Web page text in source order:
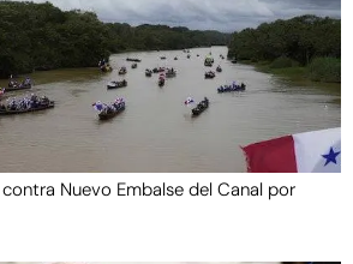
Nuevo Embalse del Canal por